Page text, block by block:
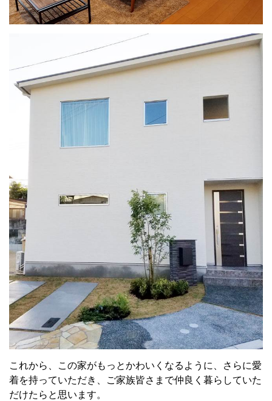
これから、この家がもっとかわいくなるように、さらに愛
着を持っていただき、ご家族皆さまで仲良く暮らしていた
だけたらと思います。